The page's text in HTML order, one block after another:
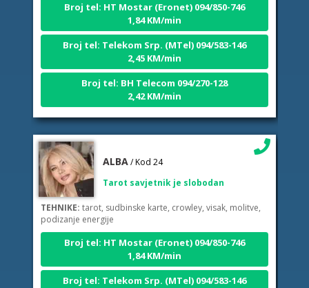
1,84 KM/min
Broj tel: Telekom Srp. (MTel) 094/583-146
2,45 KM/min
Broj tel: BH Telecom 094/270-128
2,42 KM/min
TEHNIKE:tarot, sudbinske karte, crowley, visak, molitve,
podizanje energije
Broj tel: HT Mostar (Eronet) 094/850-746
1,84 KM/min
Broj tel: Telekom Srp. (MTel) 094/583-146
2,45 KM/min